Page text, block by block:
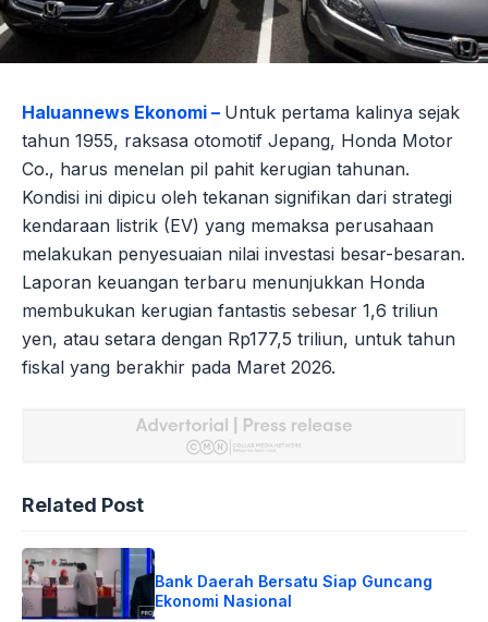
Haluannews Ekonomi – Untuk pertama kalinya sejak
tahun 1955, raksasa otomotif Jepang, Honda Motor
Co., harus menelan pil pahit kerugian tahunan.
Kondisi ini dipicu oleh tekanan signifikan dari strategi
kendaraan listrik (EV) yang memaksa perusahaan
melakukan penyesuaian nilai investasi besar-besaran.
Laporan keuangan terbaru menunjukkan Honda
membukukan kerugian fantastis sebesar 1,6 triliun
yen, atau setara dengan Rp177,5 triliun, untuk tahun
fiskal yang berakhir pada Maret 2026.
Related Post
Bank Daerah Bersatu Siap Guncang
Ekonomi Nasional